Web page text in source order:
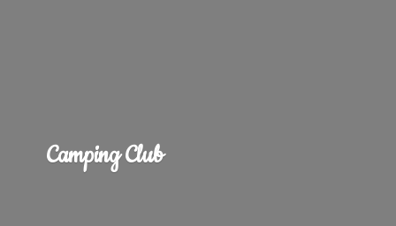
Camping Club